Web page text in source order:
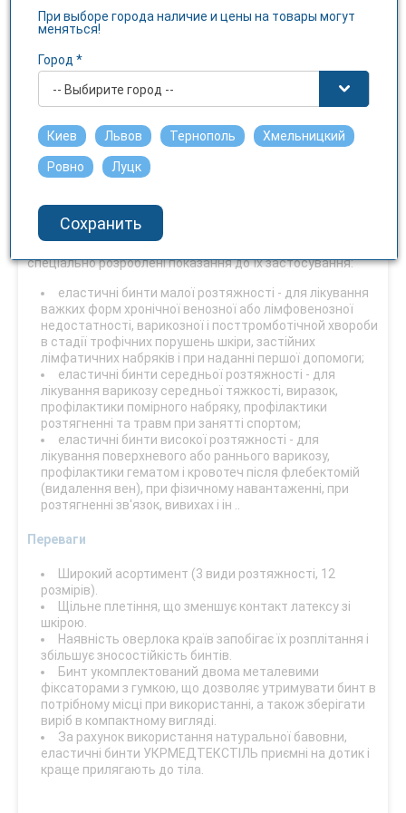
також для профілактики утворення гематом і утримання
ендопротезів у стабільному стані при пластичних
операціях, профілактики та лікування травм, пов'язаних
зі спортом.
Бинти УКРМЕДТЕКСТІЛЬ виробляються по
технологія робить еластичний бинт витривалим до
частого розтягуванню і прання.
Показання до застосування
Еластичні бинти УКРМЕДТЕКСТІЛЬ - це великий
асортиментний ряд бинтів для можливості вирішення
спеціально розроблені показання до їх застосування:
еластичні бинти малої розтяжності - для лікування
важких форм хронічної венозної або лімфовенозної
недостатності, варикозної і посттромботічной хвороби
в стадії трофічних порушень шкіри, застійних
лімфатичних набряків і при наданні першої допомоги;
еластичні бинти середньої розтяжності - для
лікування варикозу середньої тяжкості, виразок,
профілактики помірного набряку, профілактики
розтягненні та травм при занятті спортом;
еластичні бинти високої розтяжності - для
лікування поверхневого або раннього варикозу,
профілактики гематом і кровотеч після флебектомій
(видалення вен), при фізичному навантаженні, при
розтягненні зв'язок, вивихах і ін ..
Переваги
Широкий асортимент (3 види розтяжності, 12
розмірів).
Щільне плетіння, що зменшує контакт латексу зі
шкірою.
Наявність оверлока країв запобігає їх розплітання і
збільшує зносостійкість бинтів.
Бинт укомплектований двома металевими
фіксаторами з гумкою, що дозволяє утримувати бинт в
потрібному місці при використанні, а також зберігати
виріб в компактному вигляді.
За рахунок використання натуральної бавовни,
еластичні бинти УКРМЕДТЕКСТІЛЬ приємні на дотик і
краще прилягають до тіла.
При выборе города наличие и цены на товары могут
меняться!
Город *
-- Выбирите город --
Киев Львов Тернополь Хмельницкий
Ровно Луцк
Сохранить